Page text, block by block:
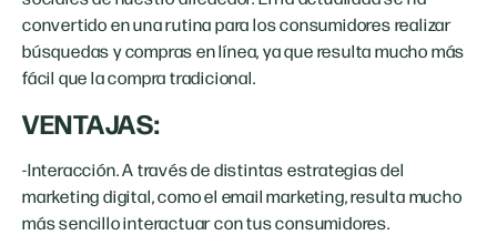
convertido en una rutina para los consumidores realizar
búsquedas y compras en línea, ya que resulta mucho más
fácil que la compra tradicional.
VENTAJAS:
-Interacción. A través de distintas estrategias del
marketing digital, como el email marketing, resulta mucho
más sencillo interactuar con tus consumidores.